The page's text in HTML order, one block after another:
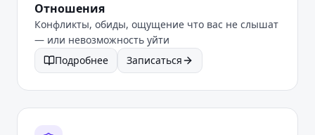
Отношения
Конфликты, обиды, ощущение что вас не слышат
— или невозможность уйти
Подробнее
Записаться